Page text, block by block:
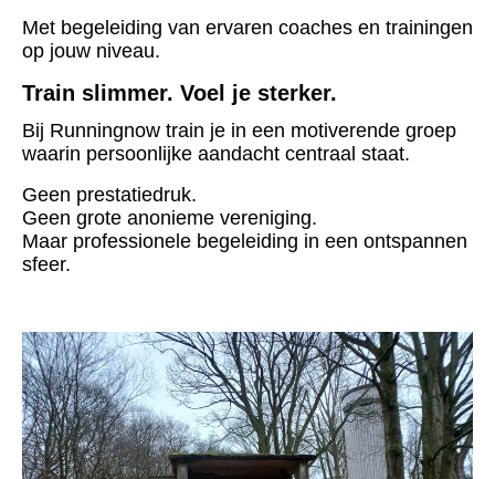
Met begeleiding van ervaren coaches en trainingen
op jouw niveau.
Train slimmer. Voel je sterker.
Bij Runningnow train je in een motiverende groep
waarin persoonlijke aandacht centraal staat.
Geen prestatiedruk.
Geen grote anonieme vereniging.
Maar professionele begeleiding in een ontspannen
sfeer.